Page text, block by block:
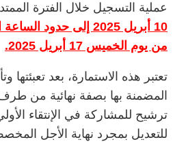
عملية التسجيل خلال الفترة
10 أبريل 2025 إلى حدود
من يوم الخميس 17 أبريل 2025.
تعتبر هذه الاستمارة، بعد تعبئتها
المضمنة بها بصفة نهائية من
ترشيح للمشاركة في الإنتقاء
للتعديل بمجرد نهاية الأجل